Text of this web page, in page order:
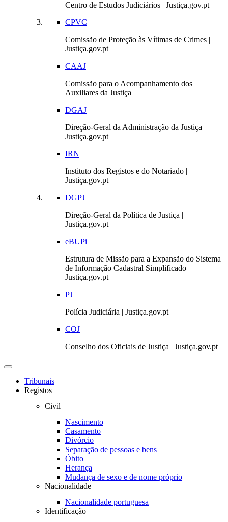
Centro de Estudos Judiciários | Justiça.gov.pt
CPVC
Comissão de Proteção às Vítimas de Crimes |
Justiça.gov.pt
CAAJ
Comissão para o Acompanhamento dos
Auxiliares da Justiça
DGAJ
Direção-Geral da Administração da Justiça |
Justiça.gov.pt
IRN
Instituto dos Registos e do Notariado |
Justiça.gov.pt
DGPJ
Direção-Geral da Política de Justiça |
Justiça.gov.pt
eBUPi
Estrutura de Missão para a Expansão do Sistema
de Informação Cadastral Simplificado |
Justiça.gov.pt
PJ
Polícia Judiciária | Justiça.gov.pt
COJ
Conselho dos Oficiais de Justiça | Justiça.gov.pt
Toggle
navigationTribunais
Registos
Civil
Nascimento
Casamento
Divórcio
Separação de pessoas e bens
Óbito
Herança
Mudança de sexo e de nome próprio
Nacionalidade
Nacionalidade portuguesa
Identificação